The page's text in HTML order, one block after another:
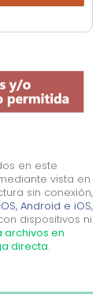
en este
vista en
sin conexión,
Android e iOS,
dispositivos ni
archivos en
directa.